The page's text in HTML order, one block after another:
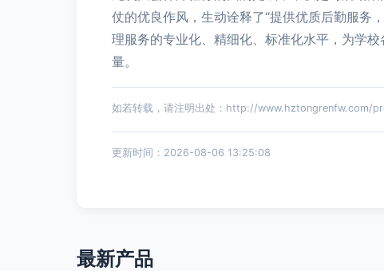
仗的优良作风，生动诠释了“提供优质后勤服务
理服务的专业化、精细化、标准化水平，为学
量。
如若转载，请注明出处：http://www.hztongrenfw.com/
更新时间：2026-08-06 13:25:08
最新产品